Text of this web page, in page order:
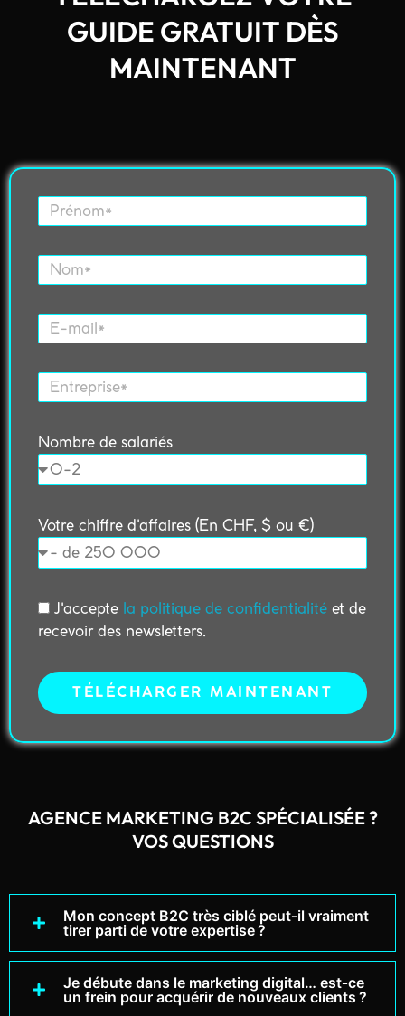
GUIDE GRATUIT DÈS
MAINTENANT
Nombre de salariés
Votre chiffre d'affaires (En CHF, $ ou €)
J'accepte la politique de confidentialité et de
recevoir des newsletters.
TÉLÉCHARGER MAINTENANT
AGENCE MARKETING B2C SPÉCIALISÉE ?
VOS QUESTIONS
Mon concept B2C très ciblé peut‑il vraiment
tirer parti de votre expertise ?
Je débute dans le marketing digital… est‑ce
un frein pour acquérir de nouveaux clients ?